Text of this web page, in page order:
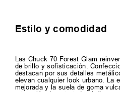
Estilo y comodidad
Las Chuck 70 Forest Glam
de brillo y sofisticación.
destacan por sus detalles
elevan cualquier look urbano. La
mejorada y la suela de goma